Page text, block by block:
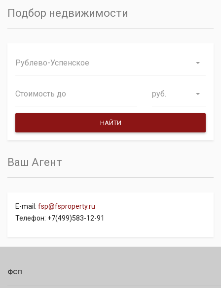
Подбор недвижимости
Рублево-Успенское
руб.
Ваш Агент
E-mail: fsp@fsproperty.ru
Телефон: +7(499)583-12-91
ФСП